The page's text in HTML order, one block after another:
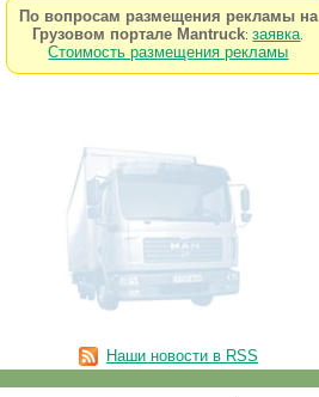
По вопросам размещения рекламы на
Грузовом портале Mantruck:заявка
Стоимость размещения рекламы
Наши новости в RSS